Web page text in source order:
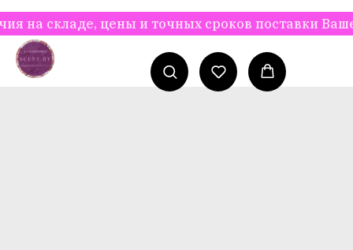
цены и точных сроков поставки Вашего